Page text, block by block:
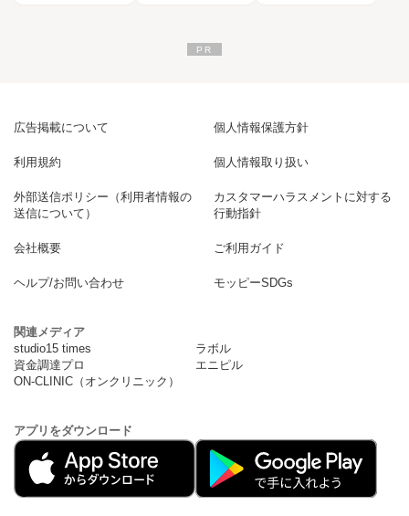
広告掲載について 個人情報保護方針
利用規約 個人情報取り扱い
外部送信ポリシー（利用者情報の
送信について）
カスタマーハラスメントに対する
行動指針
会社概要 ご利用ガイド
ヘルプ/お問い合わせ モッピーSDGs
関連メディア
studio15 times
ラボル
資金調達プロ
エニピル
ON-CLINIC（オンクリニック）
アプリをダウンロード